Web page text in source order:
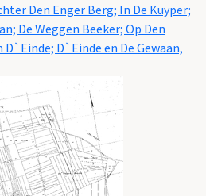
Den Enger Berg; In De Kuyper;
De Weggen Beeker; Op Den
D`Einde; D`Einde en De Gewaan,